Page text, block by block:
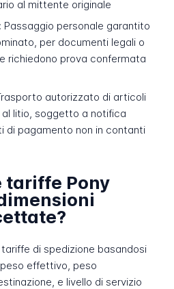
al mittente originale
Passaggio personale garantito
per documenti legali o
richiedono prova confermata
autorizzato di articoli
litio, soggetto a notifica
di pagamento non in contanti
tariffe Pony
di spedizione basandosi
effettivo, peso
e livello di servizio